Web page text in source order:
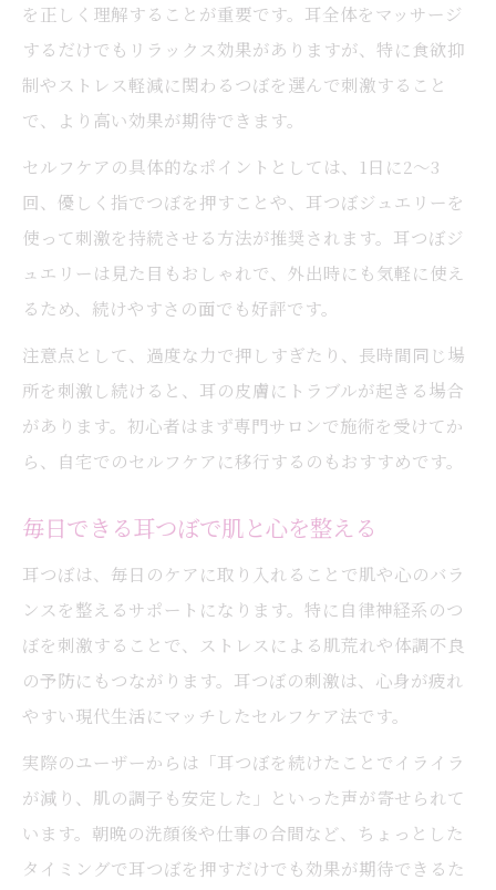
を正しく理解することが重要です。耳全体をマッサージ
するだけでもリラックス効果がありますが、特に食欲抑
制やストレス軽減に関わるつぼを選んで刺激すること
で、より高い効果が期待できます。
セルフケアの具体的なポイントとしては、1日に2〜3
回、優しく指でつぼを押すことや、耳つぼジュエリーを
使って刺激を持続させる方法が推奨されます。耳つぼジ
ュエリーは見た目もおしゃれで、外出時にも気軽に使え
るため、続けやすさの面でも好評です。
注意点として、過度な力で押しすぎたり、長時間同じ場
所を刺激し続けると、耳の皮膚にトラブルが起きる場合
があります。初心者はまず専門サロンで施術を受けてか
ら、自宅でのセルフケアに移行するのもおすすめです。
毎日できる耳つぼで肌と心を整える
耳つぼは、毎日のケアに取り入れることで肌や心のバラ
ンスを整えるサポートになります。特に自律神経系のつ
ぼを刺激することで、ストレスによる肌荒れや体調不良
の予防にもつながります。耳つぼの刺激は、心身が疲れ
やすい現代生活にマッチしたセルフケア法です。
実際のユーザーからは「耳つぼを続けたことでイライラ
が減り、肌の調子も安定した」といった声が寄せられて
います。朝晩の洗顔後や仕事の合間など、ちょっとした
タイミングで耳つぼを押すだけでも効果が期待できるた